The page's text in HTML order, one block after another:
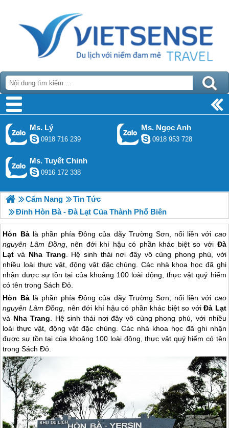
Ms. Lý
0918 716 239
Ms. Ngọc Anh
0918 953 728
Ms. Tuyết Chinh
0916 172 338
Cẩm Nang
Tin Tức
Đỉnh Hòn Bà - Đà Lạt Của Thành Phố Biên
Hòn Bàlà phần phía Đông của dãy Trường Sơn, nối liền với cao
nguyên Lâm Đồng, nên đới khí hậu có phần khác biệt so với Đà
Lạt và Nha Trang. Hệ sinh thái nơi đây vô cùng phong phú, với
nhiều loài thực vật, động vật đặc chủng. Các nhà khoa học đã ghi
nhận được sự tồn tại của khoảng 100 loài động, thực vật quý hiếm
có tên trong Sách Đỏ.
Hòn Bàlà phần phía Đông của dãy Trường Sơn, nối liền với cao
nguyên Lâm Đồng, nên đới khí hậu có phần khác biệt so vớiĐà Lạt
và Nha Trang. Hệ sinh thái nơi đây vô cùng phong phú, với nhiều
loài thực vật, động vật đặc chủng. Các nhà khoa học đã ghi nhận
được sự tồn tại của khoảng 100 loài động, thực vật quý hiếm có tên
trong Sách Đỏ.